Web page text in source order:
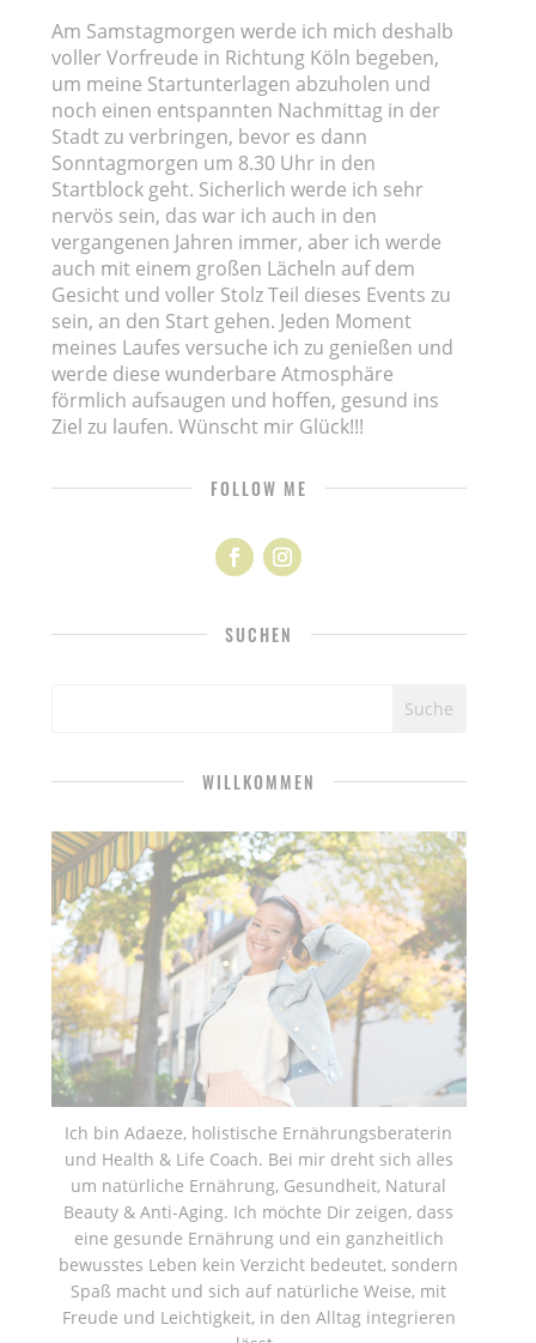
Am Samstagmorgen werde ich mich deshalb
voller Vorfreude in Richtung Köln begeben,
um meine Startunterlagen abzuholen und
noch einen entspannten Nachmittag in der
Stadt zu verbringen, bevor es dann
Sonntagmorgen um 8.30 Uhr in den
Startblock geht. Sicherlich werde ich sehr
nervös sein, das war ich auch in den
vergangenen Jahren immer, aber ich werde
auch mit einem großen Lächeln auf dem
Gesicht und voller Stolz Teil dieses Events zu
sein, an den Start gehen. Jeden Moment
meines Laufes versuche ich zu genießen und
werde diese wunderbare Atmosphäre
förmlich aufsaugen und hoffen, gesund ins
Ziel zu laufen. Wünscht mir Glück!!!
FOLLOW ME
SUCHEN
WILLKOMMEN
Ich bin Adaeze, holistische Ernährungsberaterin
und Health & Life Coach. Bei mir dreht sich alles
um natürliche Ernährung, Gesundheit, Natural
Beauty & Anti-Aging. Ich möchte Dir zeigen, dass
eine gesunde Ernährung und ein ganzheitlich
bewusstes Leben kein Verzicht bedeutet, sondern
Spaß macht und sich auf natürliche Weise, mit
Freude und Leichtigkeit, in den Alltag integrieren